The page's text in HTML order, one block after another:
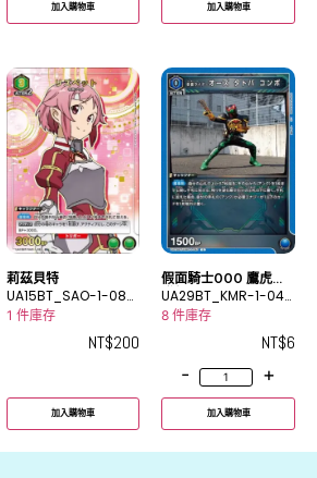
加入購物車 加入購物車
莉茲貝特
UA15BT_SAO-1-083
_2R★
1 件庫存
NT$200
加入購物車
假面騎士OOO 鷹虎蝗
聯組
UA29BT_KMR-1-040
C
8 件庫存
NT$6
-
+
加入購物車